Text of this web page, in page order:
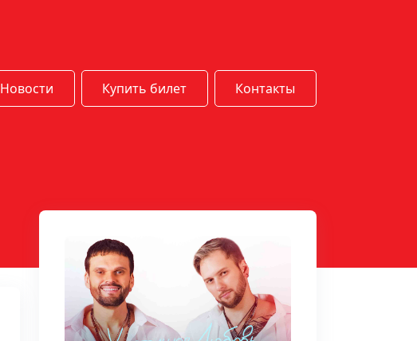
Новости Купить билет Контакты